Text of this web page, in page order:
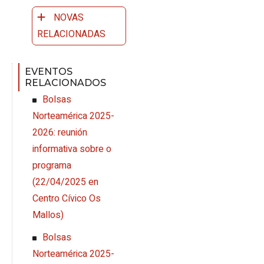
NOVAS
RELACIONADAS
EVENTOS
RELACIONADOS
Bolsas
Norteamérica 2025-
2026: reunión
informativa sobre o
programa
(22/04/2025 en
Centro Cívico Os
Mallos)
Bolsas
Norteamérica 2025-